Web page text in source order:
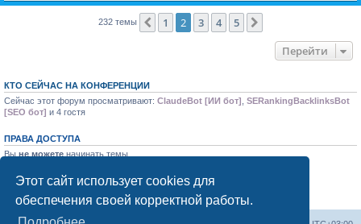
Этот сайт использует cookies для
обеспечения своей корректной работы.
232 темы Пред.
1 2 3 4 5
Перейти
КТО СЕЙЧАС НА КОНФЕРЕНЦИИ
Сейчас этот форум просматривают: ClaudeBot [ИИ бот]
SERankingBacklinksBot
[SEO бот] и 4 гостя
ПРАВА ДОСТУПА
Вы не можете начинать темы
Выне можетередактировать свои сообщения
Выне можете удалять свои сообщения
Выне можетедобавлять вложения